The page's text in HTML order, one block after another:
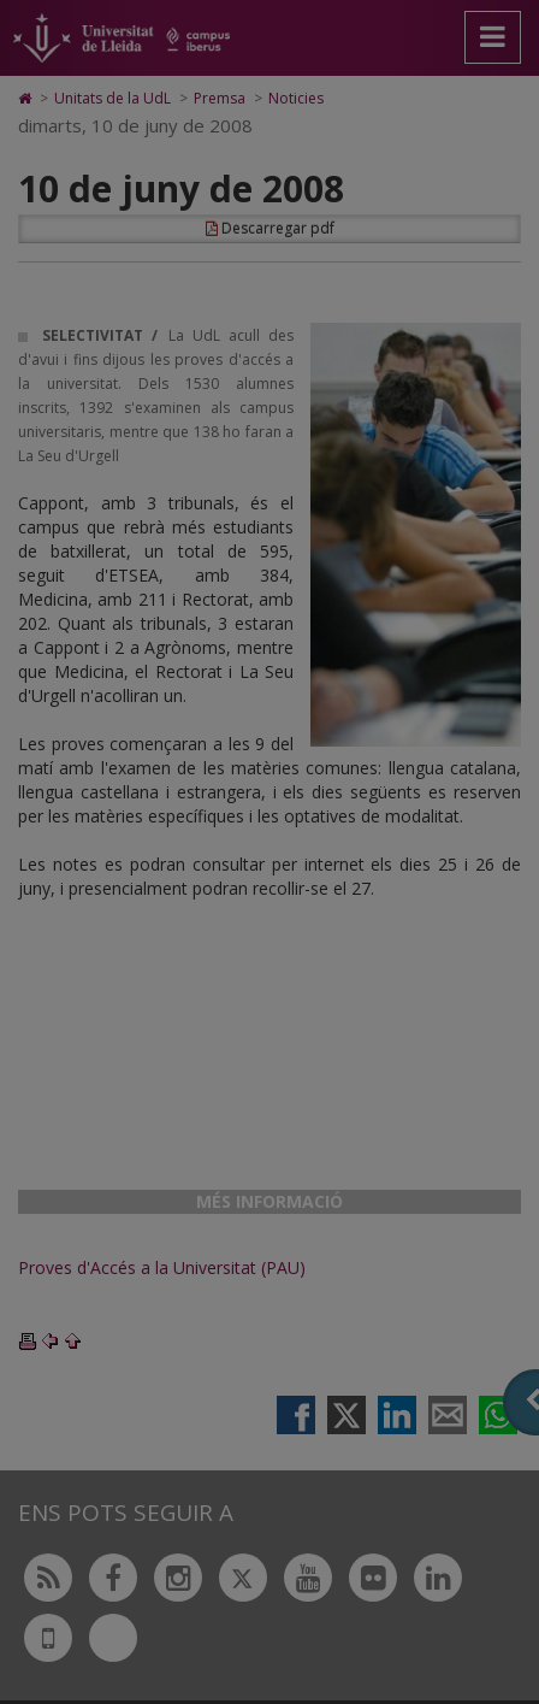
10
de
juny
de
2008
pàgina
principal.
Universitat
Lleida
contingut
principal
Mapa
Web.
Universitat
Cerca
Accessibilitat.
Universitat
Lleida
Icono
de
Home
ir
a
página
de
> Unitats de la UdL > Premsa > Noticies
dimarts, 10 de juny de 2008
10 de juny de 2008
Descarregar pdf
SELECTIVITAT / La UdL acull des
d'avui i fins dijous les proves d'accés a
la universitat. Dels 1530 alumnes
inscrits, 1392 s'examinen als campus
universitaris, mentre que 138 ho faran a
La Seu d'Urgell
Cappont, amb 3 tribunals, és el
campus que rebrà més estudiants
de batxillerat, un total de 595,
seguit d'ETSEA, amb 384,
Medicina, amb 211 i Rectorat, amb
202. Quant als tribunals, 3 estaran
a Cappont i 2 a Agrònoms, mentre
que Medicina, el Rectorat i La Seu
d'Urgell n'acolliran un.
Les proves començaran a les 9 del
matí amb l'examen de les matèries comunes: llengua catalana,
llengua castellana i estrangera, i els dies següents es reserven
per les matèries específiques i les optatives de modalitat.
Les notes es podran consultar per internet els dies 25 i 26 de
juny, i presencialment podran recollir-se el 27.
MÉS INFORMACIÓ
Proves d'Accés a la Universitat (PAU)
ENS POTS SEGUIR A
Rss FacebookInstagram
TwitterYoutubeFlickr
UdL
App
Bluesky